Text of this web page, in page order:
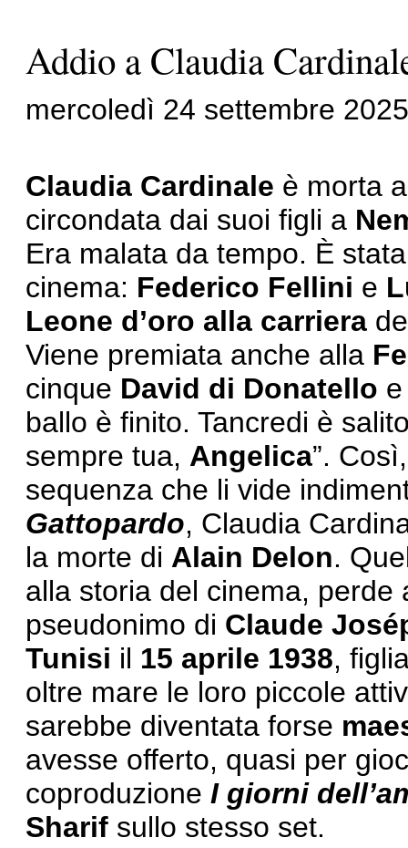
Addio a Claudia
mercoledì 24 settembre 2025
Claudia Cardinale è morta
circondata dai suoi figli a
Era malata da tempo. È
cinema: Federico Fellini e
Leone d’oro alla carriera
Viene premiata anche alla
cinque David di Donatello
ballo è finito. Tancredi è
sempre tua, Angelica”.
sequenza che li vide
Gattopardo, Claudia
la morte di Alain Delon.
alla storia del cinema,
pseudonimo di Claude
Tunisi il 15 aprile 1938,
oltre mare le loro piccole
sarebbe diventata forse
avesse offerto, quasi per
coproduzione I giorni
Sharif sullo stesso set.